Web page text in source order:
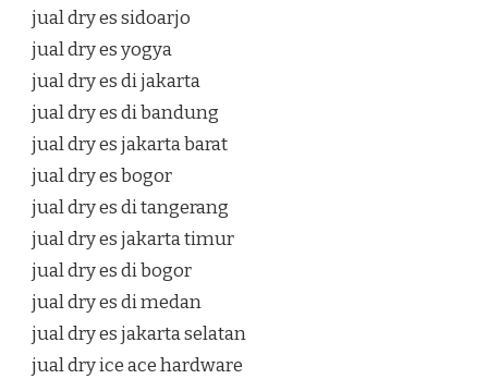
jual dry es sidoarjo
jual dry es yogya
jual dry es di jakarta
jual dry es di bandung
jual dry es jakarta barat
jual dry es bogor
jual dry es di tangerang
jual dry es jakarta timur
jual dry es di bogor
jual dry es di medan
jual dry es jakarta selatan
jual dry ice ace hardware